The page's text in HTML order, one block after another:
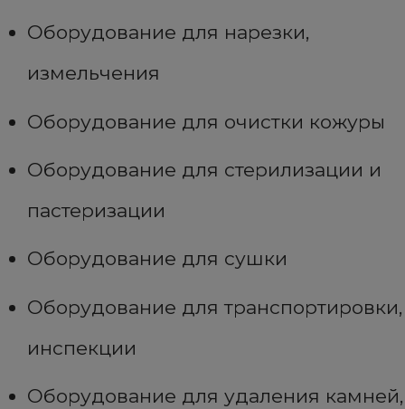
Оборудование для нарезки,
измельчения
Оборудование для очистки кожуры
Оборудование для стерилизации и
пастеризации
Оборудование для сушки
Оборудование для транспортировки,
инспекции
Оборудование для удаления камней,